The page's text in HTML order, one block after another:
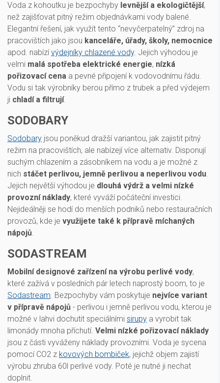
Voda z kohoutku je bezpochyby levnější a ekologičtější,
než zajišťovat pitný režim objednávkami vody balené.
Elegantní řešení, jak využít tento “nevyčerpatelný” zdroj na
pracovištích jako jsou kanceláře, úřady, školy, nemocnice
apod. nabízívýdejníky chlazené vody. Jejich výhodou je
velmi malá spotřeba elektrické energie, nízká
pořizovací cena a pevné připojení k vodovodnímu řádu.
Vodu si tak výrobníky berou přímo z trubek a před výdejem
ji chladí a filtrují.
SODOBARY
Sodobary jsou poněkud dražší variantou, jak zajistit pitný
režim na pracovištích, ale nabízejí více alternativ. Disponují
suchým chlazením a zásobníkem na vodu a je možné z
nich stáčet perlivou, jemně perlivou a neperlivou vodu.
Jejich největší výhodou je dlouhá výdrž a velmi nízké
provozní náklady, které vyváží počáteční investici.
Nejideálněji se hodí do menších podniků nebo restauračních
provozů, kde je využijete také k přípravě míchaných
nápojů.
SODASTREAM
Mobilní designové zařízení na výrobu perlivé vody,
které zažívá v posledních pár letech naprostý boom, to je
Sodastream. Bezpochyby vám poskytuje nejvíce variant
v přípravě nápojů - perlivou i jemně perlivou vodu, kterou je
možné v lahvi dochutit speciálními sirupy a vyrobit tak
limonády mnoha příchutí. Velmi nízké pořizovací náklady
jsou z části vyváženy náklady provozními. Voda je sycena
pomocí CO2 z kovových bombiček, jejichž objem zajistí
výrobu zhruba 60l perlivé vody. Poté je nutné ji nechat
doplnit.